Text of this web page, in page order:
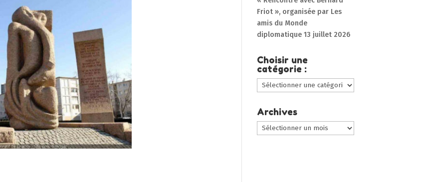
Friot », organisée par Les
amis du Monde
diplomatique 13 juillet 2026
Choisir une
catégorie :
Choisir
une
catégorie
:
Archives
Archives